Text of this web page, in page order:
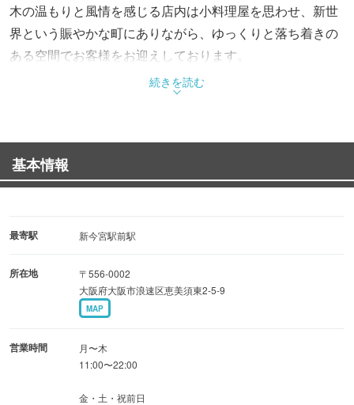
木の温もりと風情を感じる店内は小料理屋を思わせ、新世
界という賑やかな町にありながら、ゆっくりと落ち着きの
ある空間でお客様をお迎えしております。
名物の串かつは旬や産地にこだわり仕入れた厳選素材を使
用、一本一本、丁寧に仕上げております。
続きを読む
基本情報
最寄駅 新今宮駅前駅
所在地
〒556-0002
大阪府大阪市浪速区恵美須東2-5-9
MAP
営業時間
月〜木
11:00〜22:00
金・土・祝前日